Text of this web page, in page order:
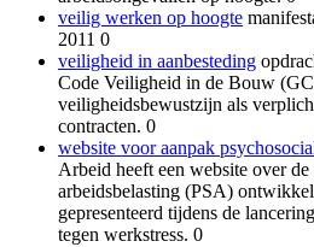
veilig werken op hoogte
2011 0
veiligheid in aanbesteding
Code Veiligheid in de Bouw
veiligheidsbewustzijn als
contracten. 0
website voor aanpak
Arbeid heeft een website over
arbeidsbelasting (PSA)
gepresenteerd tijdens de
tegen werkstress. 0